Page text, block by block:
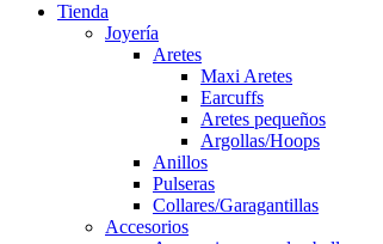
Tienda
Joyería
Aretes
Maxi Aretes
Earcuffs
Aretes pequeños
Argollas/Hoops
Anillos
Pulseras
Collares/Garagantillas
Accesorios